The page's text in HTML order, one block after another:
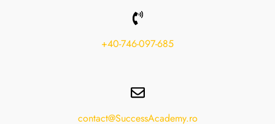
+40-746-097-685
contact@SuccessAcademy.ro